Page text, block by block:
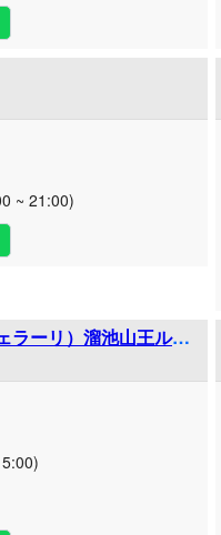
~ 21:00)
ラーリ）溜池山王ルー